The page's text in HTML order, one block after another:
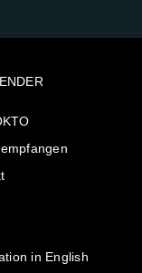
in English